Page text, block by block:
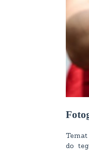
do